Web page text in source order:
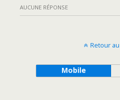
AUCUNE RÉPONSE
Retour
Mobile